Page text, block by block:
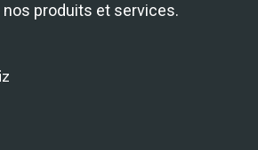
produits et services.